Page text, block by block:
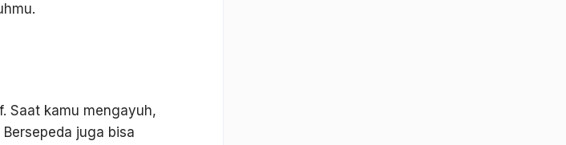
Saat kamu mengayuh,
juga bisa